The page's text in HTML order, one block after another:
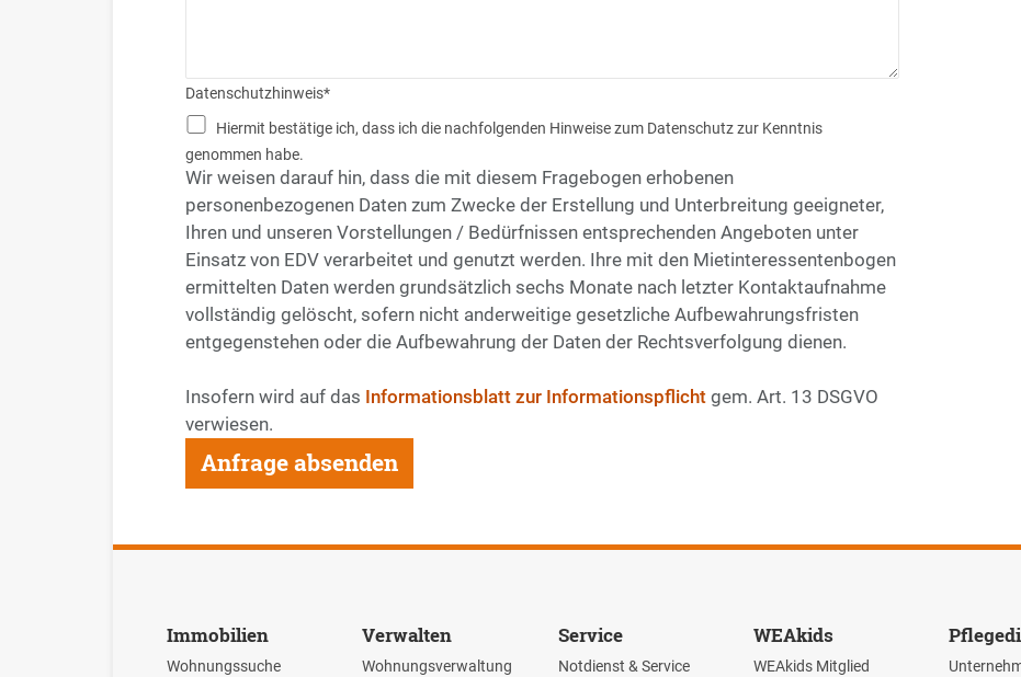
Datenschutzhinweis*
genommen habe.
Wir weisen darauf hin, dass die mit diesem Fragebogen erhobenen
personenbezogenen Daten zum Zwecke der Erstellung und Unterbreitung geeigneter,
Ihren und unseren Vorstellungen / Bedürfnissen entsprechenden Angeboten unter
Einsatz von EDV verarbeitet und genutzt werden. Ihre mit den Mietinteressentenbogen
ermittelten Daten werden grundsätzlich sechs Monate nach letzter Kontaktaufnahme
vollständig gelöscht, sofern nicht anderweitige gesetzliche Aufbewahrungsfristen
entgegenstehen oder die Aufbewahrung der Daten der Rechtsverfolgung dienen.
Insofern wird auf das Informationsblatt zur Informationspflicht gem. Art. 13 DSGVO
verwiesen.
Immobilien
Wohnungssuche
Verwalten
Wohnungsverwaltung
Service
Notdienst & Service
WEAkids
WEAkids Mitglied